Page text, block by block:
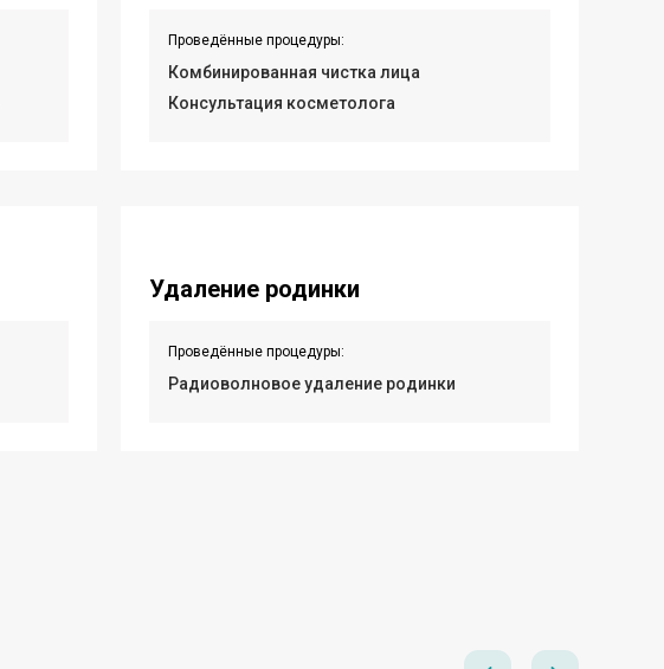
Проведённые процедуры:
Комбинированная чистка лица
Консультация косметолога
Удаление родинки
Проведённые процедуры:
Радиоволновое удаление родинки